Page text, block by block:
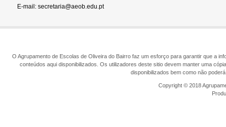
E-mail: secretaria@aeob.edu.pt
O Agrupamento de Escolas de Oliveira do Bairro faz um esforço para garantir que a
conteúdos aqui disponibilizados. Os utilizadores deste sitio devem manter uma
disponibilizados bem como não
Copyright © 2018